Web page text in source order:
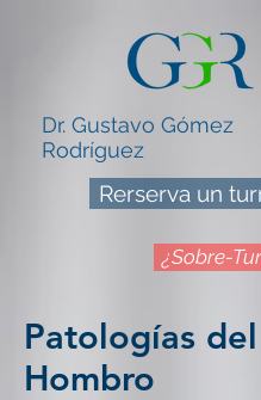
Dr. Gustavo Gómez
Rodríguez
¿Sobre-
Rerserva un
Patologías del
Hombro